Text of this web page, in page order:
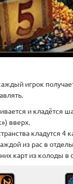
игрок
и кладётся
вверх.
кладутся 4
из рас в
карт из колоды в